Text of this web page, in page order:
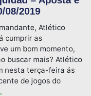
08/2019
Atlético
cumprir as
um bom momento,
buscar mais? Atlético
nesta terça-feira ás
de jogos do